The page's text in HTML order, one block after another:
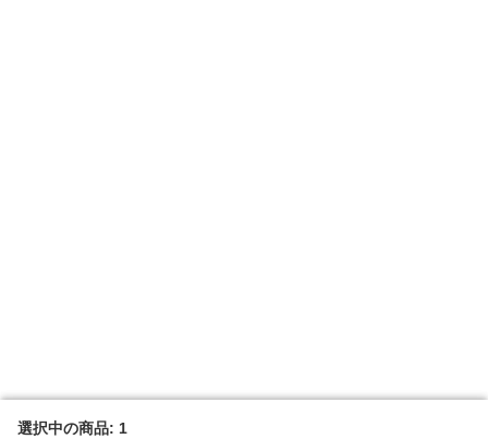
選択中の商品: 1
選択中の商品: 1